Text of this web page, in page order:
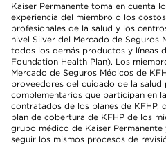
Kaiser Permanente toma en cuenta
experiencia del miembro o los
profesionales de la salud y los
nivel Silver del Mercado de Seguros
todos los demás productos y líneas
Foundation Health Plan). Los
Mercado de Seguros Médicos de
proveedores del cuidado de la salud
complementarios que participan en
contratados de los planes de KFHP,
plan de cobertura de KFHP de los
grupo médico de Kaiser
seguir los mismos procesos de